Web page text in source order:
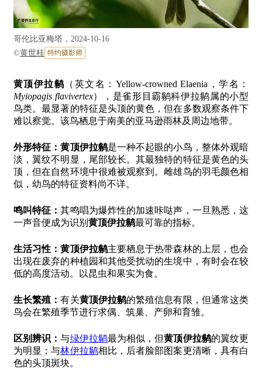
哥伦比亚梅塔，2024-10-16
©黄世桂 特约摄影师
黄顶伊拉鹟 （英文名：Yellow-crowned Elaenia，学名：
Myiopagis flavivertex），是雀形目霸鹟科伊拉鹟属的小型
鸟类。最显著的特征是头顶的黄色，但在多数观察条件下
难以察觉。该鸟栖息于南美的亚马逊雨林及周边地带。
外形特征：黄顶伊拉鹟是一种不起眼的小鸟，整体外观暗
淡，翼纹不明显，尾部较长。其最独特的特征是黄色的头
顶，但在自然环境中很难被观察到。雌雄鸟的羽毛颜色相
似，幼鸟的特征资料尚不详。
鸣叫特征：其鸣唱为爆炸性的加速咔哒声，一旦熟悉，这
一声音便成为识别 黄顶伊拉鹟最可靠的指标。
生活习性：黄顶伊拉鹟主要栖息于热带森林的上层，也会
出现在废弃的种植园和其他受扰动的生境中，有时会在较
低的高度活动。以昆虫和果实为食。
生长繁殖：有关黄顶伊拉鹟的繁殖信息有限，但通常这类
鸟会在繁殖季节进行求偶、筑巢、产卵和育雏。
区别辨识：与绿伊拉鹟最为相似，但黄顶伊拉鹟的翼纹更
为明显；与林伊拉鹟相比，后者脸部图案更清晰，具有白
色的头顶斑块。